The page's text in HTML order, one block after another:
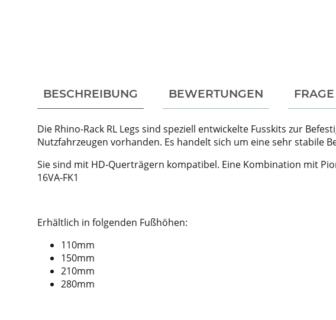
BESCHREIBUNG BEWERTUNGEN
Die Rhino-Rack RL Legs sind speziell entwickelte Fusskits zur
Nutzfahrzeugen vorhanden. Es handelt sich um eine sehr stabile
Sie sind mit HD-Querträgern kompatibel. Eine Kombination mit
16VA-FK1
Erhältlich in folgenden Fußhöhen:
110mm
150mm
210mm
280mm